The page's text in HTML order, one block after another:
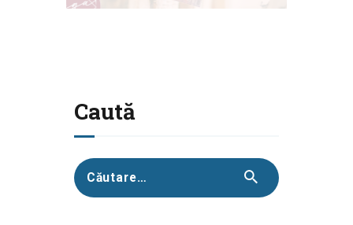
Caută
Caută
după: